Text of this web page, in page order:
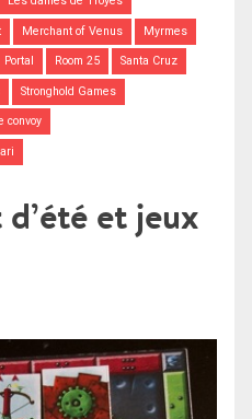
Merchant of Venus Myrmes
Portal Room 25 Santa Cruz
Stronghold Games
convoy
et jeux